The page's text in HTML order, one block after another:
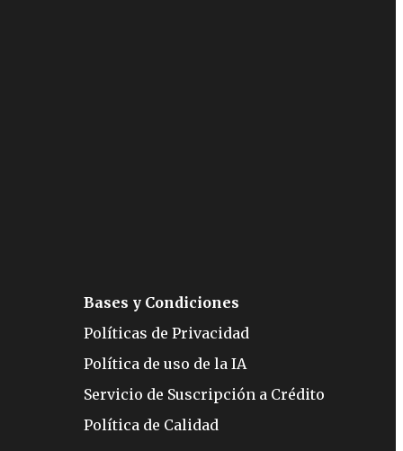
Bases y Condiciones
Políticas de Privacidad
Política de uso de la IA
Servicio de Suscripción a Crédito
Política de Calidad